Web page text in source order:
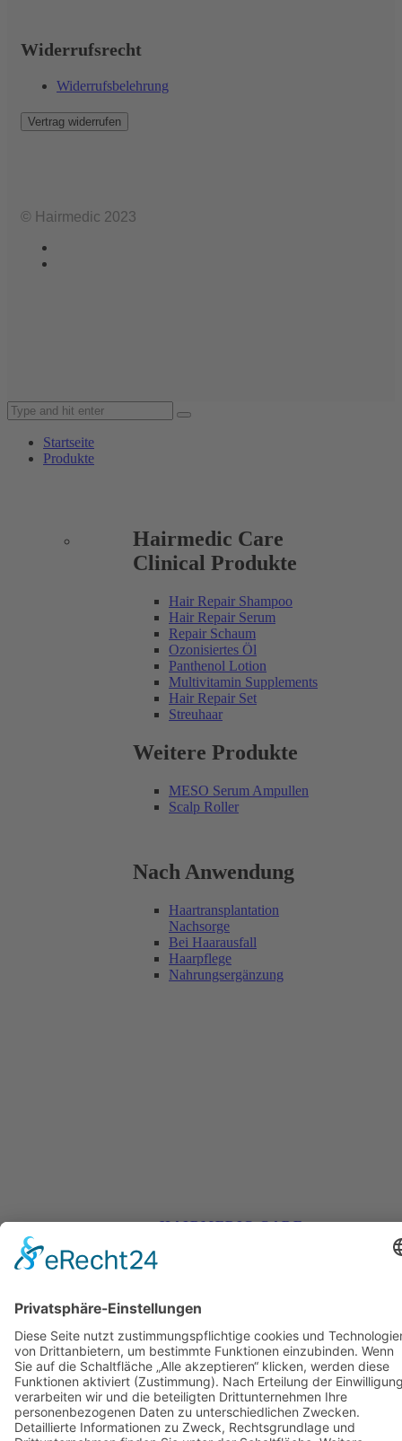
Widerrufsrecht
Widerrufsbelehrung
Vertrag widerrufen
© Hairmedic 2023
Startseite
Produkte
Hairmedic Care
Clinical Produkte
Hair Repair Shampoo
Hair Repair Serum
Repair Schaum
Ozonisiertes Öl
Panthenol Lotion
Multivitamin Supplements
Hair Repair Set
Streuhaar
Weitere Produkte
MESO Serum Ampullen
Scalp Roller
Nach Anwendung
Haartransplantation
Nachsorge
Bei Haarausfall
Haarpflege
Nahrungsergänzung
HAIRMEDIC CARE
Nachsorge
Jetzt endecken